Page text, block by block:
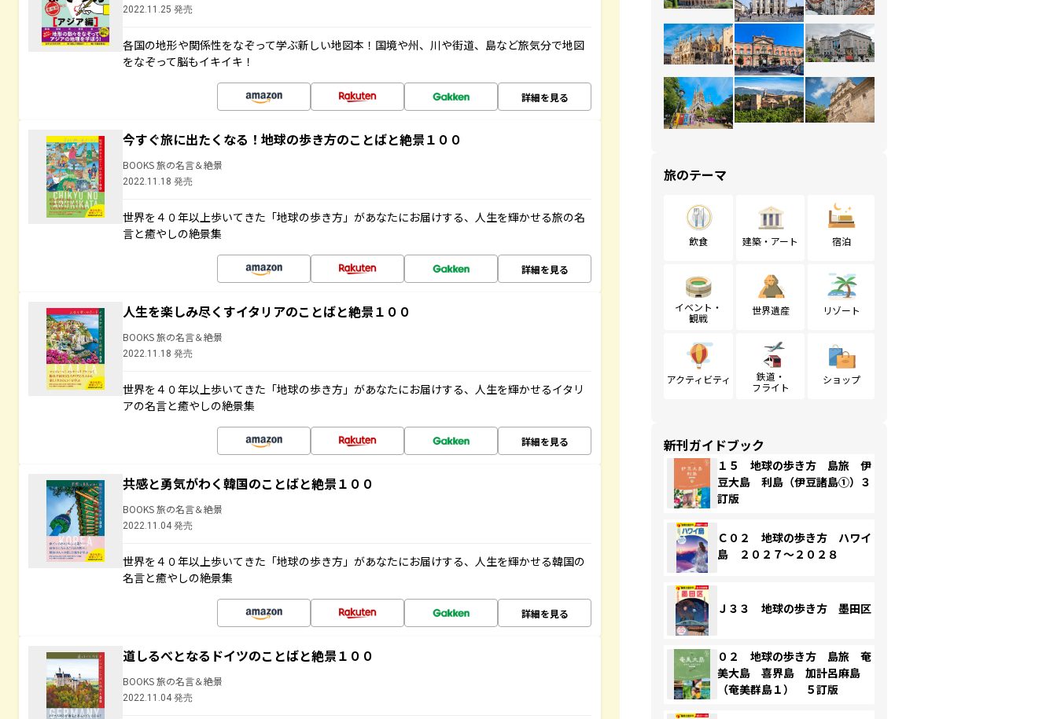
2022.11.25 発売
各国の地形や関係性をなぞって学ぶ新しい地図本！国境や州、川や街道、島など旅気分で地図
をなぞって脳もイキイキ！
詳細を見る
今すぐ旅に出たくなる！地球の歩き方のことばと絶景１００
BOOKS 旅の名言＆絶景
2022.11.18 発売
世界を４０年以上歩いてきた「地球の歩き方」があなたにお届けする、人生を輝かせる旅の名
言と癒やしの絶景集
詳細を見る
人生を楽しみ尽くすイタリアのことばと絶景１００
BOOKS 旅の名言＆絶景
2022.11.18 発売
世界を４０年以上歩いてきた「地球の歩き方」があなたにお届けする、人生を輝かせるイタリ
アの名言と癒やしの絶景集
詳細を見る
共感と勇気がわく韓国のことばと絶景１００
BOOKS 旅の名言＆絶景
2022.11.04 発売
世界を４０年以上歩いてきた「地球の歩き方」があなたにお届けする、人生を輝かせる韓国の
名言と癒やしの絶景集
詳細を見る
道しるべとなるドイツのことばと絶景１００
BOOKS 旅の名言＆絶景
2022.11.04 発売
旅のテーマ
飲食 建築・アート 宿泊
イベント・
観戦
世界遺産 リゾート
アクティビティ
鉄道・
フライト
ショップ
新刊ガイドブック
１５ 地球の歩き方 島旅 伊
豆大島 利島（伊豆諸島①）３
訂版
Ｃ０２ 地球の歩き方 ハワイ
島 ２０２７～２０２８
Ｊ３３ 地球の歩き方 墨田区
０２ 地球の歩き方 島旅 奄
美大島 喜界島 加計呂麻島
（奄美群島１） ５訂版